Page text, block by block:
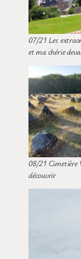
07/21 Les
et ma chérie
08/21 Cimetière
découvrir